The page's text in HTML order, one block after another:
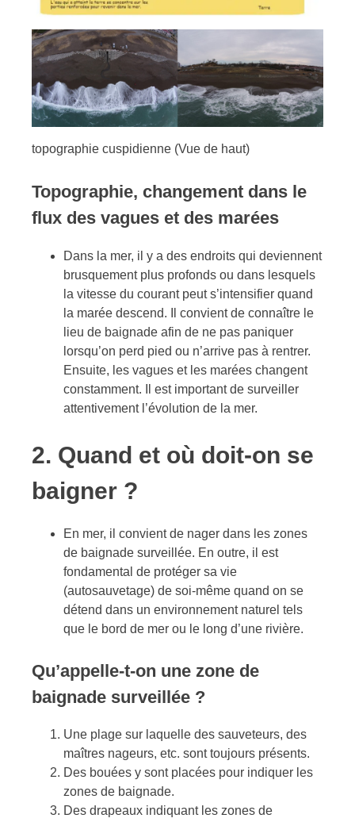
topographie cuspidienne (Vue de haut)
Topographie, changement dans le
flux des vagues et des marées
Dans la mer, il y a des endroits qui deviennent
brusquement plus profonds ou dans lesquels
la vitesse du courant peut s’intensifier quand
la marée descend. Il convient de connaître le
lieu de baignade afin de ne pas paniquer
lorsqu’on perd pied ou n’arrive pas à rentrer.
Ensuite, les vagues et les marées changent
constamment. Il est important de surveiller
attentivement l’évolution de la mer.
2. Quand et où doit-on se
baigner ?
En mer, il convient de nager dans les zones
de baignade surveillée. En outre, il est
fondamental de protéger sa vie
(autosauvetage) de soi-même quand on se
détend dans un environnement naturel tels
que le bord de mer ou le long d’une rivière.
Qu’appelle-t-on une zone de
baignade surveillée ?
Une plage sur laquelle des sauveteurs, des
maîtres nageurs, etc. sont toujours présents.
Des bouées y sont placées pour indiquer les
zones de baignade.
Des drapeaux indiquant les zones de